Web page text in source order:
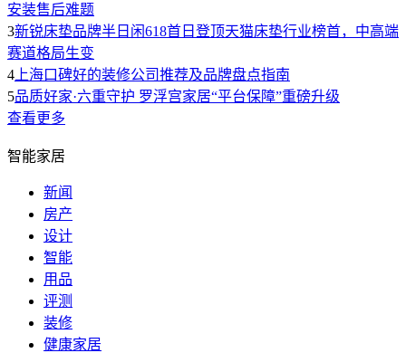
安装售后难题
3新锐床垫品牌半日闲618首日登顶天猫床垫行业榜首，中高端
赛道格局生变
4 上海口碑好的装修公司推荐及品牌盘点指南
5品质好家·六重守护 罗浮宫家居“平台保障”重磅升级
查看更多
智能家居
新闻
房产
设计
智能
用品
评测
装修
健康家居